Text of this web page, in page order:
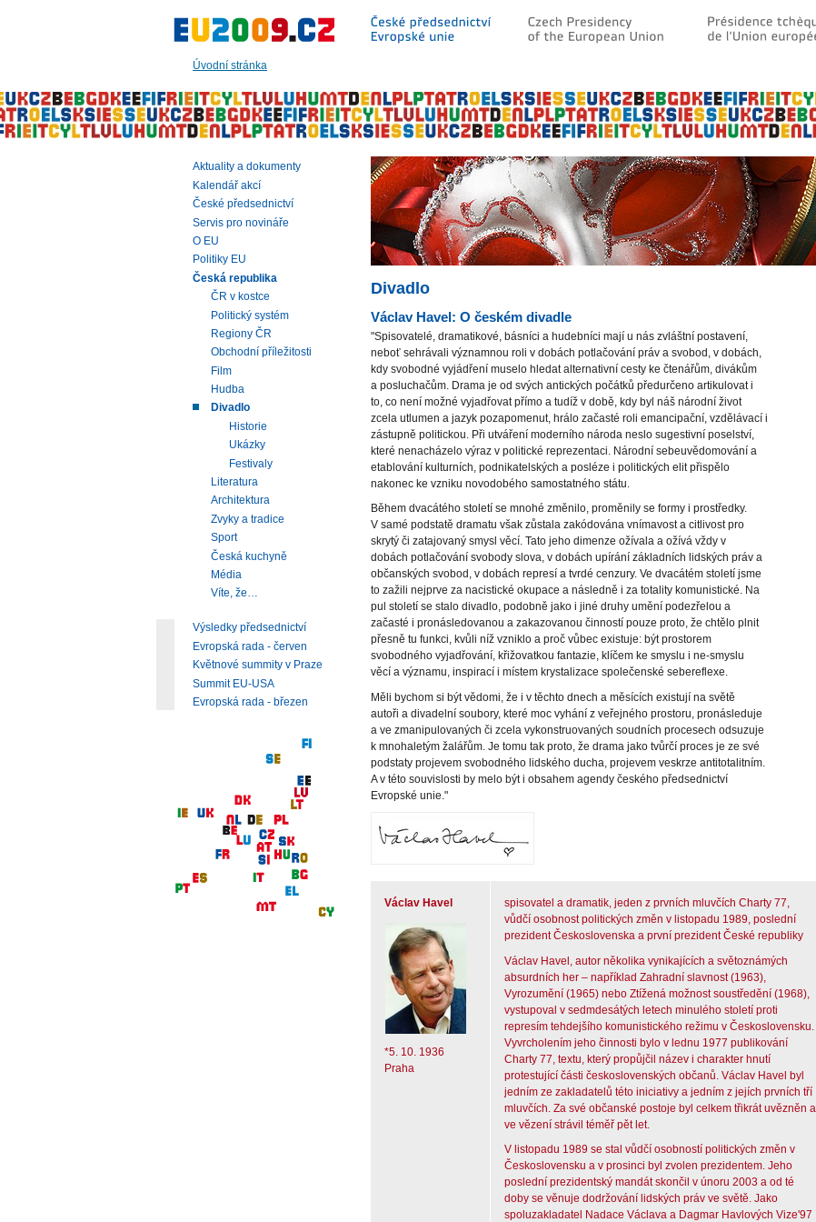
Úvodní stránka
hlavní
|
navigaci
|
vyhledávání
Divadlo
Václav Havel: O českém divadle
"Spisovatelé, dramatikové, básníci a hudebníci mají u nás zvláštní postavení,
neboť sehrávali významnou roli v dobách potlačování práv a svobod, v dobách,
kdy svobodné vyjádření muselo hledat alternativní cesty ke čtenářům, divákům
a posluchačům. Drama je od svých antických počátků předurčeno artikulovat i
to, co není možné vyjadřovat přímo a tudíž v době, kdy byl náš národní život
zcela utlumen a jazyk pozapomenut, hrálo začasté roli emancipační, vzdělávací i
zástupně politickou. Při utváření moderního národa neslo sugestivní poselství,
které nenacházelo výraz v politické reprezentaci. Národní sebeuvědomování a
etablování kulturních, podnikatelských a posléze i politických elit přispělo
nakonec ke vzniku novodobého samostatného státu.
Během dvacátého století se mnohé změnilo, proměnily se formy i prostředky.
V samé podstatě dramatu však zůstala zakódována vnímavost a citlivost pro
skrytý či zatajovaný smysl věcí. Tato jeho dimenze ožívala a ožívá vždy v
dobách potlačování svobody slova, v dobách upírání základních lidských práv a
občanských svobod, v dobách represí a tvrdé cenzury. Ve dvacátém století jsme
to zažili nejprve za nacistické okupace a následně i za totality komunistické. Na
pul století se stalo divadlo, podobně jako i jiné druhy umění podezřelou a
začasté i pronásledovanou a zakazovanou činností pouze proto, že chtělo plnit
přesně tu funkci, kvůli níž vzniklo a proč vůbec existuje: být prostorem
svobodného vyjadřování, křižovatkou fantazie, klíčem ke smyslu i ne-smyslu
věcí a významu, inspirací i místem krystalizace společenské sebereflexe.
Měli bychom si být vědomi, že i v těchto dnech a měsících existují na světě
autoři a divadelní soubory, které moc vyhání z veřejného prostoru, pronásleduje
a ve zmanipulovaných či zcela vykonstruovaných soudních procesech odsuzuje
k mnohaletým žalářům. Je tomu tak proto, že drama jako tvůrčí proces je ze své
podstaty projevem svobodného lidského ducha, projevem veskrze antitotalitním.
A v této souvislosti by melo být i obsahem agendy českého předsednictví
Evropské unie."
Václav Havel
*5. 10. 1936
Praha
spisovatel a dramatik, jeden z prvních mluvčích Charty 77,
vůdčí osobnost politických změn v listopadu 1989, poslední
prezident Československa a první prezident České republiky
Václav Havel, autor několika vynikajících a světoznámých
absurdních her – například Zahradní slavnost (1963),
Vyrozumění (1965) nebo Ztížená možnost soustředění (1968),
vystupoval v sedmdesátých letech minulého století proti
represím tehdejšího komunistického režimu v Československu.
Vyvrcholením jeho činnosti bylo v lednu 1977 publikování
Charty 77, textu, který propůjčil název i charakter hnutí
protestující části československých občanů. Václav Havel byl
jedním ze zakladatelů této iniciativy a jedním z jejích prvních tří
mluvčích. Za své občanské postoje byl celkem třikrát uvězněn a
ve vězení strávil téměř pět let.
V listopadu 1989 se stal vůdčí osobností politických změn v
Československu a v prosinci byl zvolen prezidentem. Jeho
poslední prezidentský mandát skončil v únoru 2003 a od té
doby se věnuje dodržování lidských práv ve světě. Jako
spoluzakladatel Nadace Václava a Dagmar Havlových Vize'97
Aktuality a dokumenty
Kalendář akcí
České předsednictví
Servis pro novináře
O EU
Politiky EU
Česká republika
ČR v kostce
Politický systém
Regiony ČR
Obchodní příležitosti
Film
Hudba
Divadlo
Historie
Ukázky
Festivaly
Literatura
Architektura
Zvyky a tradice
Sport
Česká kuchyně
Média
Víte, že…
Výsledky předsednictví
Evropská rada - červen
Květnové summity v Praze
Summit EU-USA
Evropská rada - březen